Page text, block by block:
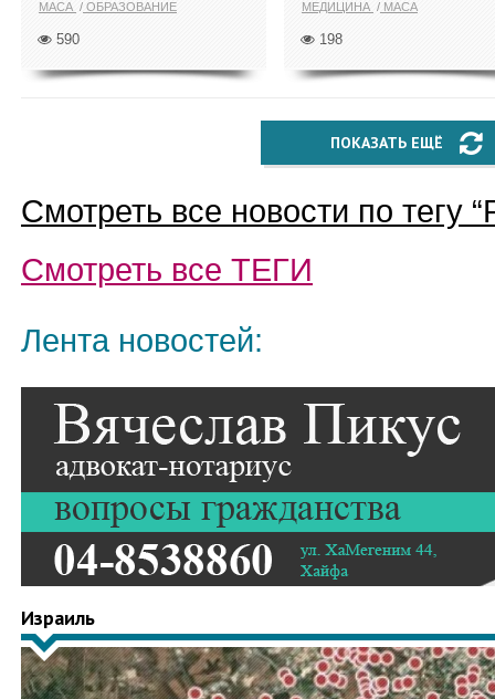
МАСА ОБРАЗОВАНИЕ
590
МЕДИЦИНА МАСА
198
ПОКАЗАТЬ ЕЩЁ
Смотреть все новости по тегу “
Смотреть все ТЕГИ
Лента новостей:
Израиль